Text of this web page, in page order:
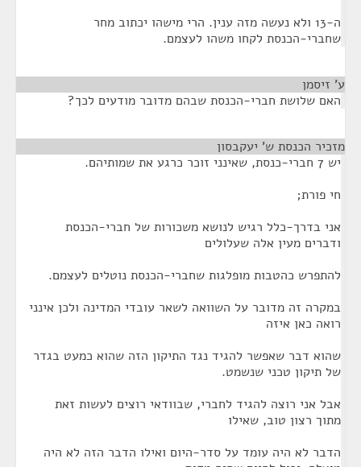
ה-13 ולא נעשה מזה ענין. הרי מישהו יכתוב מחר
שחברי-הכנסת לקחו משהו לעצמם.
ע' זיסמן
האם שלושת חברי-הכנסת שבהם מדובר מודעים לכך?
מזכיר הכנסת ש' יעקבסון
יש 7 חברי-כנסת, שאינני זוכר כרגע את שמותיהם.
חי פורת;
אני בדרך-כלל רגיש לנושא משכורות של חברי-הכנסת
ודברים מעין אלה שעלולים
להתפרש כהטבות מופלגות שחברי-הכנסת נוטלים לעצמם.
במקרה זה מדובר על השוואה לשאר עובדי המדינה ולכן אינני
רואה כאן איזה
שהוא דבר שאפשר להגיד נגד התיקון הזה שהוא כמעט בגדר
של תיקון טכני שנשמט.
אבל אני רוצה להגיד לחברי, שבוודאי רוצים לעשות זאת
מתוך רצון טוב, שאילו
הדבר לא היה עומד על סדר-היום ואילו הדבר הזה לא היה